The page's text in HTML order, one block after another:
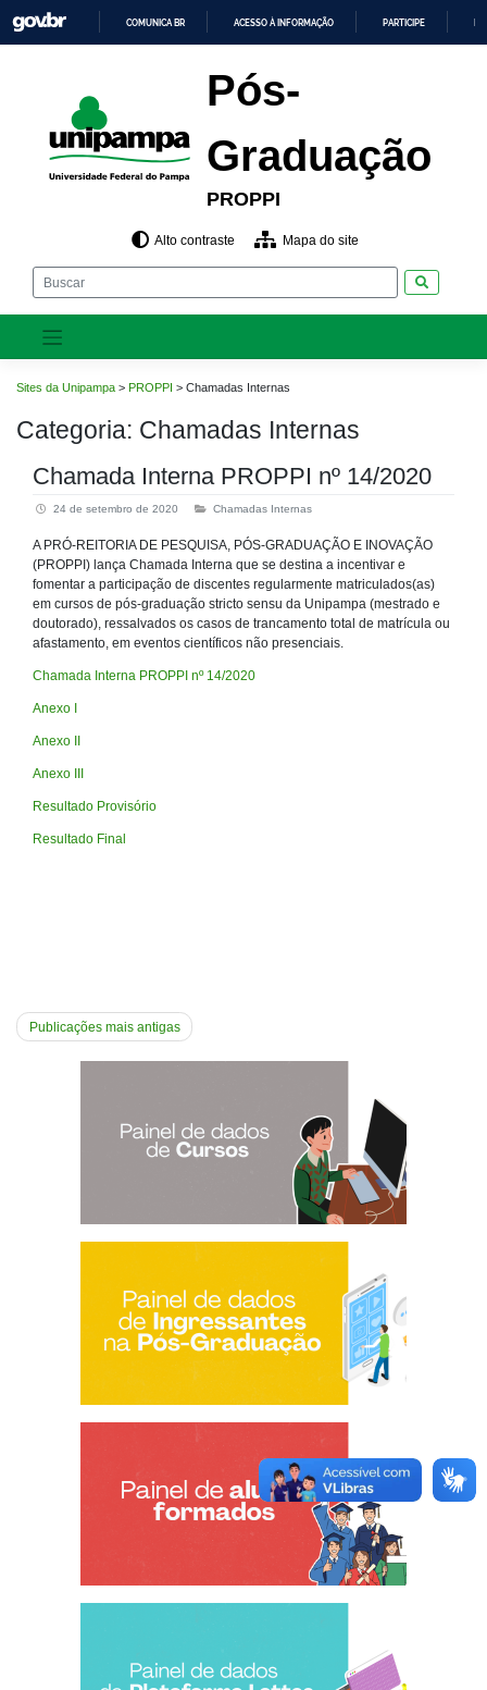
para
o
O
CONTEÚDO
COMUNICA BR ACESSO À INFORMAÇÃO PARTICIPE
Pós-
Graduação
PROPPI
Alto contraste Mapa do site
Sites da Unipampa > PROPPI > Chamadas Internas
Categoria: Chamadas Internas
Chamada Interna PROPPI nº 14/2020
24 de setembro de 2020 Chamadas Internas
A PRÓ-REITORIA DE PESQUISA, PÓS-GRADUAÇÃO E INOVAÇÃO
(PROPPI) lança Chamada Interna que se destina a incentivar e
fomentar a participação de discentes regularmente matriculados(as)
em cursos de pós-graduação stricto sensu da Unipampa (mestrado e
doutorado), ressalvados os casos de trancamento total de matrícula ou
afastamento, em eventos científicos não presenciais.
Chamada Interna PROPPI nº 14/2020
Anexo I
Anexo II
Anexo III
Resultado Provisório
Resultado Final
Navegação
Publicações mais antigas